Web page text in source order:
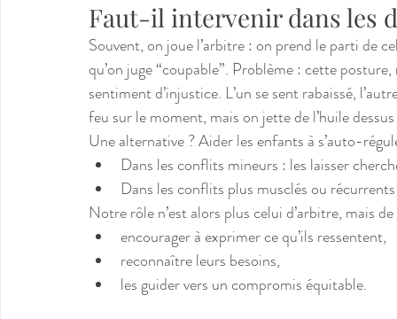
Faut-il intervenir dans les
Souvent, on joue l’arbitre : on prend le parti de
qu’on juge “coupable”. Problème : cette
sentiment d’injustice. L’un se sent rabaissé,
feu sur le moment, mais on jette de l’huile
Une alternative ? Aider les enfants à s’auto-
Dans les conflits mineurs : les laisser
Dans les conflits plus musclés ou
Notre rôle n’est alors plus celui d’arbitre, mais
encourager à exprimer ce qu’ils ressentent,
reconnaître leurs besoins,
les guider vers un compromis équitable.